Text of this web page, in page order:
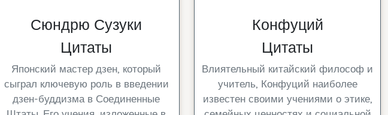
Сюндрю Сузуки
Цитаты
Японский мастер дзен, который
сыграл ключевую роль в введении
дзен-буддизма в Соединенные
Конфуций
Цитаты
Влиятельный китайский философ и
учитель, Конфуций наиболее
известен своими учениями о этике,